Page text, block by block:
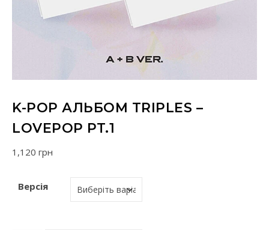
K-POP АЛЬБОМ TRIPLES –
LOVEPOP PT.1
1,120 грн
Версія